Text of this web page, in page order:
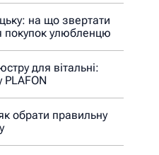
на що звертати
покупок улюбленцю
для вітальні:
PLAFON
обрати правильну